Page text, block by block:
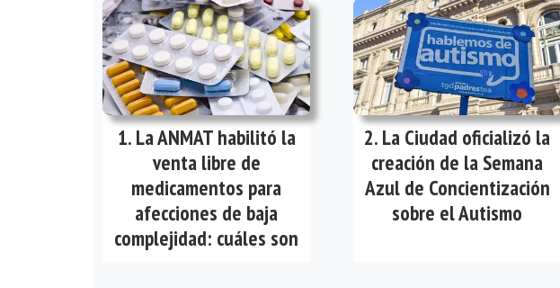
La ANMAT habilitó la
venta libre de
medicamentos para
afecciones de baja
complejidad: cuáles son
La Ciudad oficializó la
creación de la Semana
Azul de Concientización
sobre el Autismo